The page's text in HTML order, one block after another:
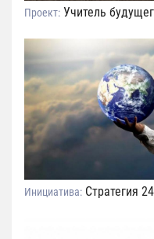
Проект: Учитель
Инициатива: Стратегия